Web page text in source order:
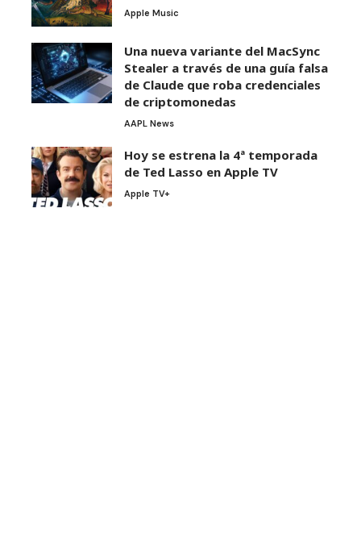
Apple Music
Una nueva variante del MacSync
Stealer a través de una guía falsa
de Claude que roba credenciales
de criptomonedas
AAPL News
Hoy se estrena la 4ª temporada
de Ted Lasso en Apple TV
Apple TV+